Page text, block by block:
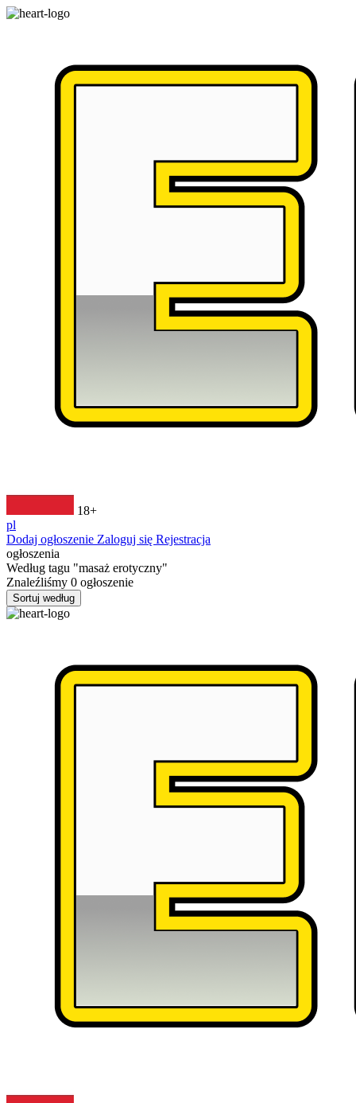
18+
pl
Dodaj ogłoszenie Zaloguj się Rejestracja
ogłoszenia
Według tagu "masaż erotyczny"
Znaleźliśmy 0 ogłoszenie
Sortuj według